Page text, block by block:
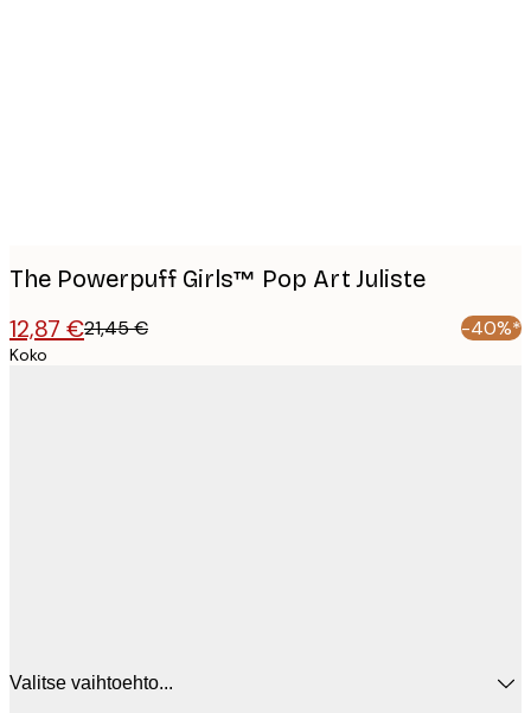
The Powerpuff Girls™ Pop Art Juliste
12,87 €21,45 € -40%*
Koko
Valitse vaihtoehto...